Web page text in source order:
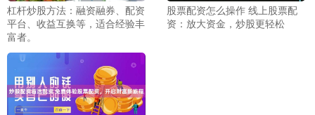
杠杆炒股方法：融资融券、配资
平台、收益互换等，适合经验丰
富者。
股票配资怎么操作 线上股票配
资：放大资金，炒股更轻松